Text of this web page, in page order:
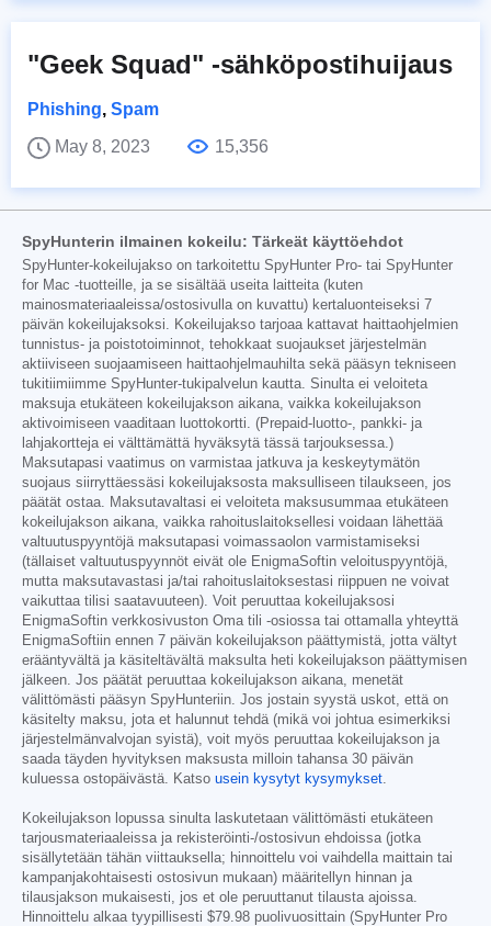
"Geek Squad" -sähköpostihuijaus
Phishing, Spam
May 8, 2023
15,356
SpyHunterin ilmainen kokeilu: Tärkeät käyttöehdot
SpyHunter-kokeilujakso on tarkoitettu SpyHunter Pro- tai SpyHunter
for Mac -tuotteille, ja se sisältää useita laitteita (kuten
mainosmateriaaleissa/ostosivulla on kuvattu) kertaluonteiseksi 7
päivän kokeilujaksoksi. Kokeilujakso tarjoaa kattavat haittaohjelmien
tunnistus- ja poistotoiminnot, tehokkaat suojaukset järjestelmän
aktiiviseen suojaamiseen haittaohjelmauhilta sekä pääsyn tekniseen
tukitiimiimme SpyHunter-tukipalvelun kautta. Sinulta ei veloiteta
maksuja etukäteen kokeilujakson aikana, vaikka kokeilujakson
aktivoimiseen vaaditaan luottokortti. (Prepaid-luotto-, pankki- ja
lahjakortteja ei välttämättä hyväksytä tässä tarjouksessa.)
Maksutapasi vaatimus on varmistaa jatkuva ja keskeytymätön
suojaus siirryttäessäsi kokeilujaksosta maksulliseen tilaukseen, jos
päätät ostaa. Maksutavaltasi ei veloiteta maksusummaa etukäteen
kokeilujakson aikana, vaikka rahoituslaitoksellesi voidaan lähettää
valtuutuspyyntöjä maksutapasi voimassaolon varmistamiseksi
(tällaiset valtuutuspyynnöt eivät ole EnigmaSoftin veloituspyyntöjä,
mutta maksutavastasi ja/tai rahoituslaitoksestasi riippuen ne voivat
vaikuttaa tilisi saatavuuteen). Voit peruuttaa kokeilujaksosi
EnigmaSoftin verkkosivuston Oma tili -osiossa tai ottamalla yhteyttä
EnigmaSoftiin ennen 7 päivän kokeilujakson päättymistä, jotta vältyt
erääntyvältä ja käsiteltävältä maksulta heti kokeilujakson päättymisen
jälkeen. Jos päätät peruuttaa kokeilujakson aikana, menetät
välittömästi pääsyn SpyHunteriin. Jos jostain syystä uskot, että on
käsitelty maksu, jota et halunnut tehdä (mikä voi johtua esimerkiksi
järjestelmänvalvojan syistä), voit myös peruuttaa kokeilujakson ja
saada täyden hyvityksen maksusta milloin tahansa 30 päivän
kuluessa ostopäivästä. Katso usein kysytyt kysymykset
Kokeilujakson lopussa sinulta laskutetaan välittömästi etukäteen
tarjousmateriaaleissa ja rekisteröinti-/ostosivun ehdoissa (jotka
sisällytetään tähän viittauksella; hinnoittelu voi vaihdella maittain tai
kampanjakohtaisesti ostosivun mukaan) määritellyn hinnan ja
tilausjakson mukaisesti, jos et ole peruuttanut tilausta ajoissa.
Hinnoittelu alkaa tyypillisesti $79.98 puolivuosittain (SpyHunter Pro